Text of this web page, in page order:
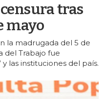
tras
mayo
la madrugada del 5 de
del Trabajo fue
las instituciones del país.